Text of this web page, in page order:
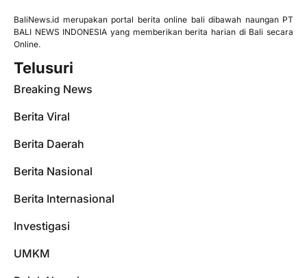
BaliNews.id merupakan portal berita online bali dibawah naungan PT
BALI NEWS INDONESIA yang memberikan berita harian di Bali secara
Online.
Telusuri
Breaking News
Berita Viral
Berita Daerah
Berita Nasional
Berita Internasional
Investigasi
UMKM